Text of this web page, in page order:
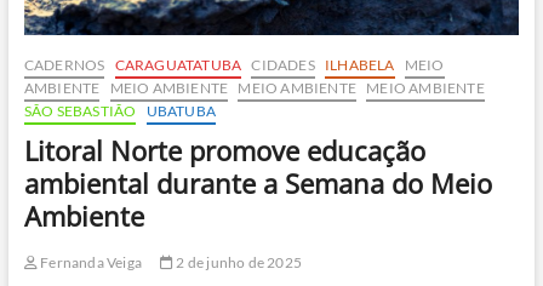
CADERNOS CARAGUATATUBA CIDADES ILHABELA
MEIO
AMBIENTE
MEIO AMBIENTE MEIO AMBIENTE
MEIO AMBIENTE
SÃO SEBASTIÃO
UBATUBA
Litoral Norte promove educação
ambiental durante a Semana do Meio
Ambiente
Fernanda Veiga
2 de junho de 2025